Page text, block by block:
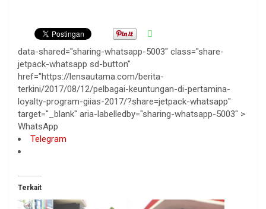
data-shared="sharing-whatsapp-5003" class="share-
jetpack-whatsapp sd-button"
href="https://lensautama.com/berita-
terkini/2017/08/12/pelbagai-keuntungan-di-pertamina-
loyalty-program-giias-2017/?share=jetpack-whatsapp"
target="_blank" aria-labelledby="sharing-whatsapp-5003" >
WhatsApp
Telegram
Terkait